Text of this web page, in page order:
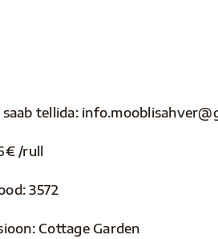
saab tellida:
/rull
3572
Cottage Garden